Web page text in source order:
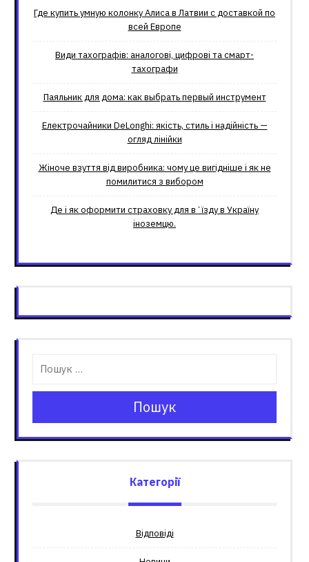
Где купить умную колонку Алиса в Латвии с доставкой по
всей Европе
Види тахографів: аналогові, цифрові та смарт-
тахографи
Паяльник для дома: как выбрать первый инструмент
Електрочайники DeLonghi: якість, стиль і надійність —
огляд лінійки
Жіноче взуття від виробника: чому це вигідніше і як не
помилитися з вибором
Де і як оформити страховку для вʼїзду в Україну
іноземцю.
Пошук
Категорії
Відповіді